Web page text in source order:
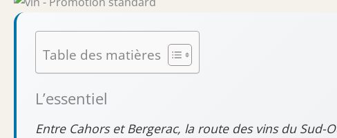
Table des matières
L’essentiel
Entre Cahors et Bergerac, la route des vins du